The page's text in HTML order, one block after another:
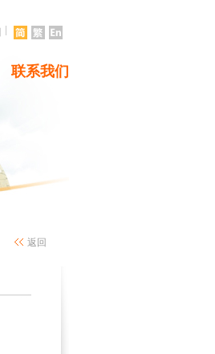
联系我们
返回